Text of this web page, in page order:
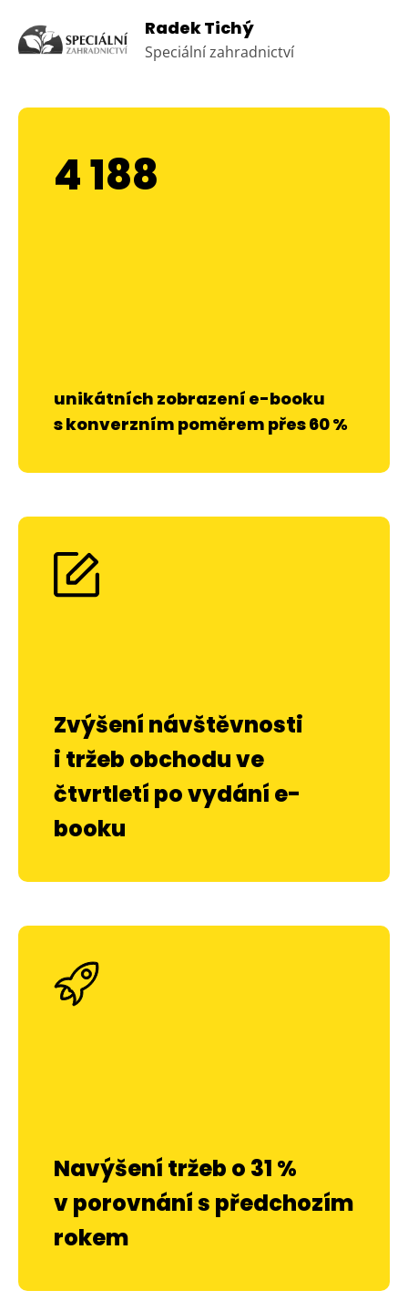
Radek Tichý
Speciální zahradnictví
4 188
unikátních zobrazení e-booku
s konverzním poměrem přes 60 %
Zvýšení návštěvnosti
i tržeb obchodu ve
čtvrtletí po vydání e-
booku
Navýšení tržeb o 31 %
v porovnání s předchozím
rokem